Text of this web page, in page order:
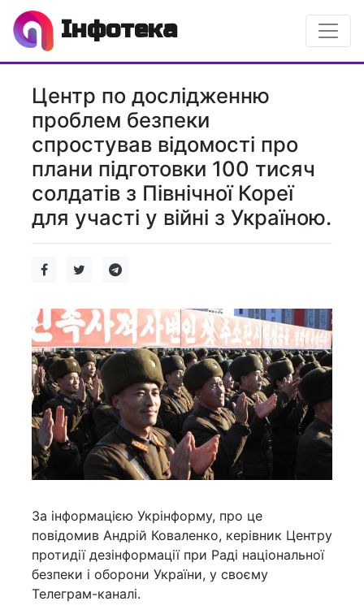
Інфотека
Центр по дослідженню
проблем безпеки
спростував відомості про
плани підготовки 100 тисяч
солдатів з Північної Кореї
для участі у війні з Україною.
За інформацією Укрінформу, про це
повідомив Андрій Коваленко, керівник Центру
протидії дезінформації при Раді національної
безпеки і оборони України, у своєму
Телеграм-каналі.